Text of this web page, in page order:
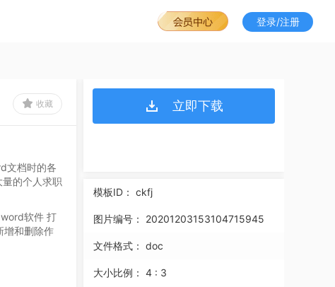
登录/注册
收藏
文档时的各
的个人求职
word软件 打
增和删除作
立即下载
模板ID： ckfj
图片编号： 20201203153104715945
文件格式： doc
大小比例： 4 : 3